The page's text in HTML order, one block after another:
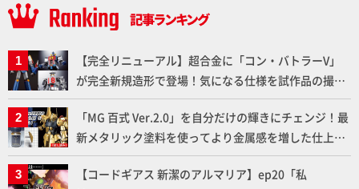
【完全リニューアル】超合金に「コン・バトラーV」
が完全新規造形で登場！気になる仕様を試作品の撮り
下ろしでご紹介!!さらに「大鉄人17」＆「ワンエイ
ト」セット情報もお届け！【超合金の魂】
「MG 百式 Ver.2.0」を自分だけの輝きにチェンジ！最
新メタリック塗料を使ってより金属感を増した仕上が
りに!!【試し読み】
【コードギアス 新潔のアルマリア】ep20「私